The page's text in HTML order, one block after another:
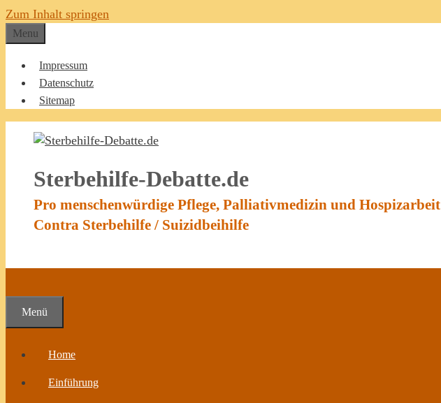
Zum Inhalt springen
Menu
Impressum
Datenschutz
Sitemap
Sterbehilfe-Debatte.de
Pro menschenwürdige Pflege, Palliativmedizin und Hospizarbeit
Contra Sterbehilfe / Suizidbeihilfe
Menü
Home
Einführung